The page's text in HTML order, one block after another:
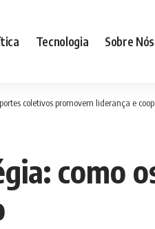
Tecnologia Sobre Nós
coletivos promovem liderança e
como